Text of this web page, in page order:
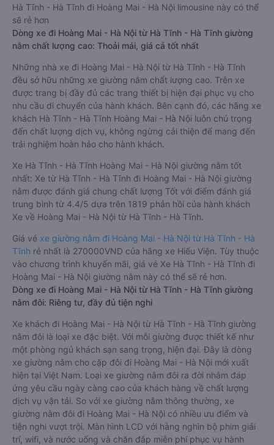
Hà Tĩnh - Hà Tĩnh đi Hoàng Mai - Hà Nội limousine này có thể
sẽ rẻ hơn
Dòng xe đi Hoàng Mai - Hà Nội từ Hà Tĩnh - Hà Tĩnh giường
nằm chất lượng cao: Thoải mái, giá cả tốt nhất
Những nhà xe đi Hoàng Mai - Hà Nội từ Hà Tĩnh - Hà Tĩnh
đều sở hữu những xe giường nằm chất lượng cao. Trên xe
được trang bị đầy đủ các trang thiết bị hiện đại phục vụ cho
nhu cầu di chuyển của hành khách. Bên cạnh đó, các hãng xe
khách Hà Tĩnh - Hà Tĩnh Hoàng Mai - Hà Nội luôn chú trọng
đến chất lượng dịch vụ, không ngừng cải thiện để mang đến
trải nghiệm hoàn hảo cho hành khách.
Xe Hà Tĩnh - Hà Tĩnh Hoàng Mai - Hà Nội giường nằm tốt
nhất: Xe từ Hà Tĩnh - Hà Tĩnh đi Hoàng Mai - Hà Nội giường
nằm được đánh giá chung chất lượng Tốt với điểm đánh giá
trung bình từ 4.4/5 dựa trên 1819 phản hồi của hành khách
Xe về Hoàng Mai - Hà Nội từ Hà Tĩnh - Hà Tĩnh.
Giá vé xe giường nằm đi Hoàng Mai - Hà Nội từ Hà Tĩnh - Hà
Tĩnh rẻ nhất là 270000VND của hãng xe Hiếu Viện. Tùy thuộc
vào chương trình khuyến mãi, giá vé Xe Hà Tĩnh - Hà Tĩnh đi
Hoàng Mai - Hà Nội giường nằm này có thể sẽ rẻ hơn.
Dòng xe đi Hoàng Mai - Hà Nội từ Hà Tĩnh - Hà Tĩnh giường
nằm đôi: Riêng tư, đầy đủ tiện nghi
Xe khách đi Hoàng Mai - Hà Nội từ Hà Tĩnh - Hà Tĩnh giường
nằm đôi là loại xe đặc biệt. Với mỗi giường được thiết kế như
một phòng ngủ khách sạn sang trọng, hiện đại. Đây là dòng
xe giường nằm cho cặp đôi đi Hoàng Mai - Hà Nội mới xuất
hiện tại Việt Nam. Loại xe giường nằm đôi ra đời nhằm đáp
ứng yêu cầu ngày càng cao của khách hàng về chất lượng
dịch vụ vận tải. So với xe giường nằm thông thường, xe
giường nằm đôi đi Hoàng Mai - Hà Nội có nhiều ưu điểm và
tiện nghi vượt trội. Màn hình LCD với hàng nghìn bộ phim giải
trí, wifi, và nước uống và chăn đắp miễn phí phục vụ hành